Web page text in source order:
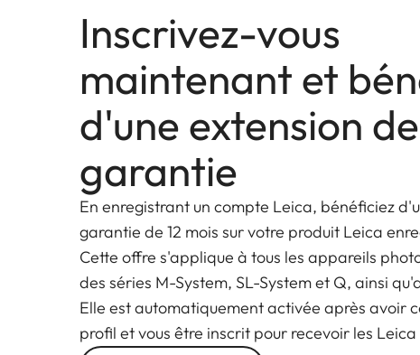
Inscrivez-vous
maintenant et
d'une extension de
garantie
En enregistrant un compte Leica, bénéficiez
garantie de 12 mois sur votre produit Leica
Cette offre s'applique à tous les appareils
des séries M-System, SL-System et Q, ainsi
Elle est automatiquement activée après avoir
profil et vous être inscrit pour recevoir les Leica